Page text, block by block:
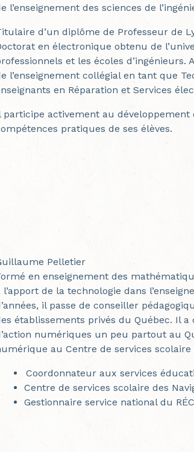
l’enseignement des sciences de
d’un diplôme de Professeur de
en électronique obtenu de
et les écoles
l’enseignement collégial en tant que
en Réparation et Services
participe activement au
pratiques de ses élèves.
Pelletier
en enseignement des
l’apport de la technologie dans
il passe de conseiller
établissements privés du Québec. Il
numériques un peu partout au
au Centre de services
Coordonnateur aux services
Centre de services scolaire des
Gestionnaire service national du